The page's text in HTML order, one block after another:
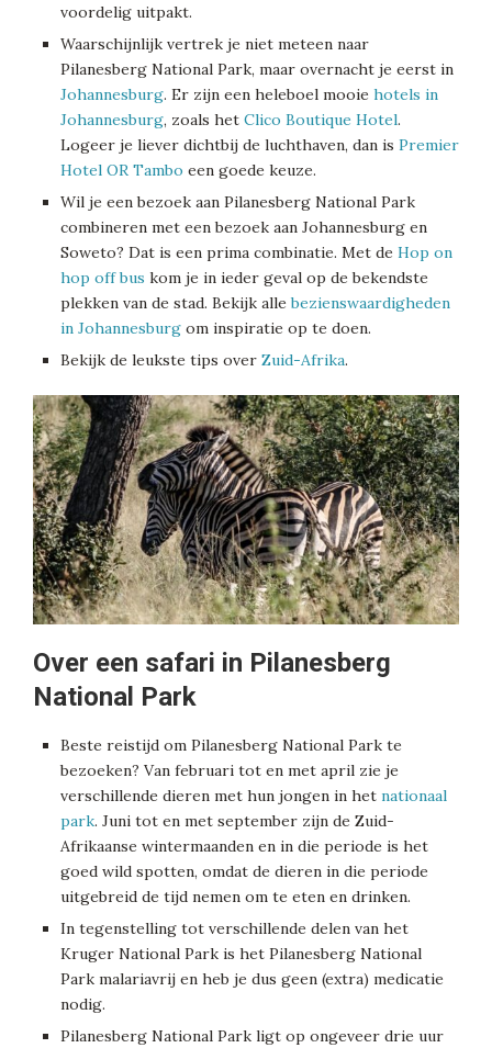
voordelig uitpakt.
Waarschijnlijk vertrek je niet meteen naar
Pilanesberg National Park, maar overnacht je eerst in
Johannesburg. Er zijn een heleboel mooie hotels in
Johannesburg, zoals het Clico Boutique Hotel.
Logeer je liever dichtbij de luchthaven, dan is Premier
Hotel OR Tambo een goede keuze.
Wil je een bezoek aan Pilanesberg National Park
combineren met een bezoek aan Johannesburg en
Soweto? Dat is een prima combinatie. Met de Hop on
hop off bus kom je in ieder geval op de bekendste
plekken van de stad. Bekijk allebezienswaardigheden
in Johannesburg om inspiratie op te doen.
Bekijk de leukste tips over Zuid-Afrika.
Over een safari in Pilanesberg
National Park
Beste reistijd om Pilanesberg National Park te
bezoeken? Van februari tot en met april zie je
verschillende dieren met hun jongen in het nationaal
park. Juni tot en met september zijn de Zuid-
Afrikaanse wintermaanden en in die periode is het
goed wild spotten, omdat de dieren in die periode
uitgebreid de tijd nemen om te eten en drinken.
In tegenstelling tot verschillende delen van het
Kruger National Park is het Pilanesberg National
Park malariavrij en heb je dus geen (extra) medicatie
nodig.
Pilanesberg National Park ligt op ongeveer drie uur